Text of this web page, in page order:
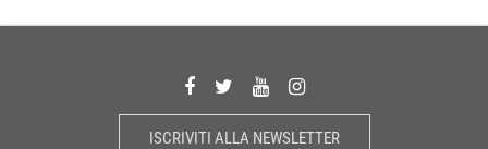
ISCRIVITI ALLA NEWSLETTER